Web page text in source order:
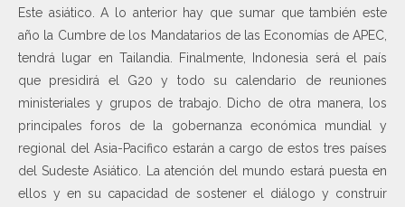
Este asiático. A lo anterior hay que sumar que también este
año la Cumbre de los Mandatarios de las Economías de APEC,
tendrá lugar en Tailandia. Finalmente, Indonesia será el país
que presidirá el G20 y todo su calendario de reuniones
ministeriales y grupos de trabajo. Dicho de otra manera, los
principales foros de la gobernanza económica mundial y
regional del Asia-Pacifico estarán a cargo de estos tres países
del Sudeste Asiático. La atención del mundo estará puesta en
ellos y en su capacidad de sostener el diálogo y construir